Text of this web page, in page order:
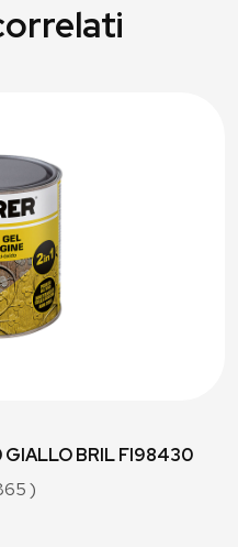
GIALLO BRIL FI98430
)